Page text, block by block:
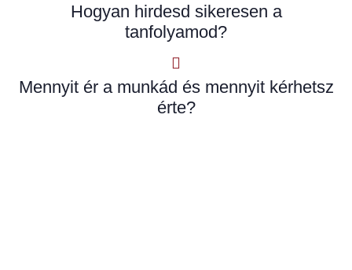
Hogyan hirdesd sikeresen a
tanfolyamod?
Mennyit ér a munkád és mennyit kérhetsz
érte?